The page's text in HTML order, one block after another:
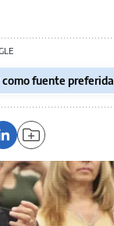
fuente preferida